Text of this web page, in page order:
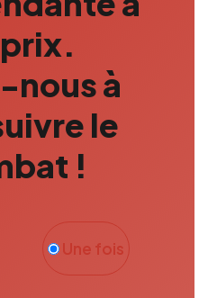
nous à
le
!
Une fois